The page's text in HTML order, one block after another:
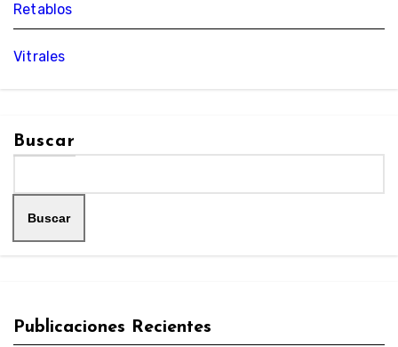
Retablos
Vitrales
Buscar
Buscar
Publicaciones Recientes